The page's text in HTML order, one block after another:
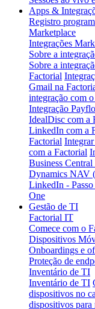
Apps &
Registro
Marketplace
Integrações
Sobre a
Sobre a
Factorial
Gmail na
integração com
Integração
IdealDisc com a
LinkedIn com a
Factorial
com a Factorial
Business Central
Dynamics NAV
LinkedIn - Passo
One
Gestão de TI
Factorial IT
Comece com o
Dispositivos
Onboardings e
Proteção de
Inventário de TI
Inventário de TI
dispositivos no
dispositivos